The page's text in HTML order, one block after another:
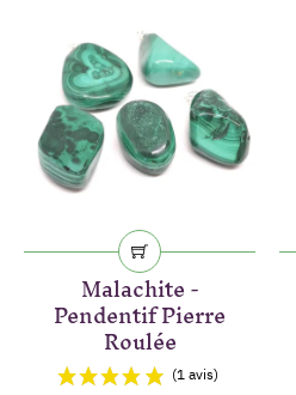
Malachite -
Pendentif Pierre
Roulée